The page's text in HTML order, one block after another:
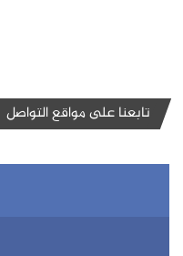
تابعنا على مواقع التواصل